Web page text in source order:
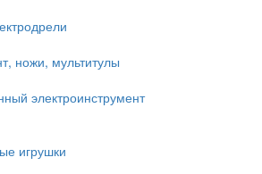
ножи, мультитулы
электроинструмент
игрушки